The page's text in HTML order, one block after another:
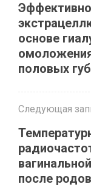
основе
половых
Следующая
после родов